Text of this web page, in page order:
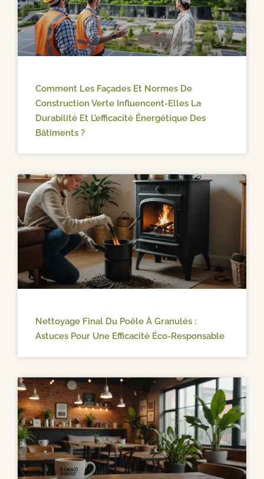
Comment Les Façades Et Normes De
Construction Verte Influencent-Elles La
Durabilité Et L’efficacité Énergétique Des
Bâtiments ?
Nettoyage Final Du Poêle À Granulés :
Astuces Pour Une Efficacité Éco-Responsable